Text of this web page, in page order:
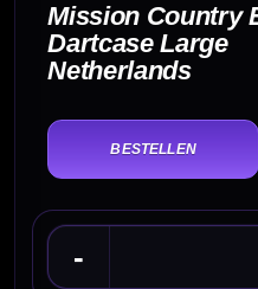
Mission Country
Dartcase Large
Netherlands
-